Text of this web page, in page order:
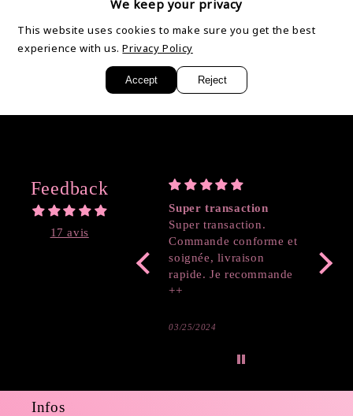
Feedback
17 avis
Super transaction
Super transaction.
Commande conforme et
soignée, livraison
rapide. Je recommande
++
03/25/2024
Infos
We keep your privacy
This website uses cookies to make sure you get the best
experience with us. Privacy Policy
Accept Reject